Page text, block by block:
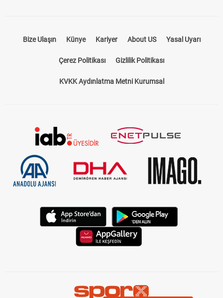
Künye Kariyer About US
Çerez Politikası Gizlilik Politikası